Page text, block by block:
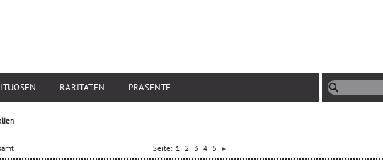
RARITÄTEN PRÄSENTE
Seite: 1 2 3 4 5